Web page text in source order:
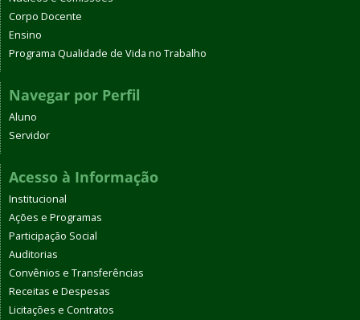
Corpo Docente
Ensino
Programa Qualidade de Vida no Trabalho
Navegar por Perfil
Aluno
Servidor
Acesso à Informação
Institucional
Ações e Programas
Participação Social
Auditorias
Convênios e Transferências
Receitas e Despesas
Licitações e Contratos